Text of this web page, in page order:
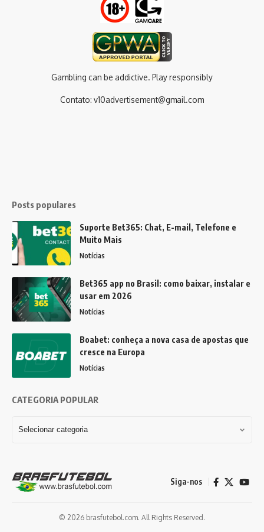
Gambling can be addictive. Play responsibly
Contato: v10advertisement@gmail.com
Posts populares
Suporte Bet365: Chat, E-mail, Telefone e
Muito Mais
Notícias
Bet365 app no Brasil: como baixar, instalar e
usar em 2026
Notícias
Boabet: conheça a nova casa de apostas que
cresce na Europa
Notícias
CATEGORIA POPULAR
Siga-nos
© 2026 brasfutebol.com. All Rights Reserved.